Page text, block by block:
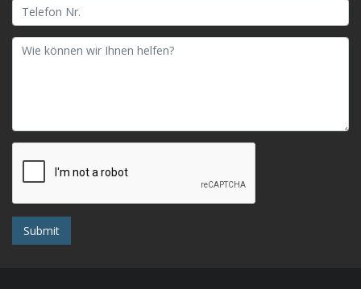
Submit